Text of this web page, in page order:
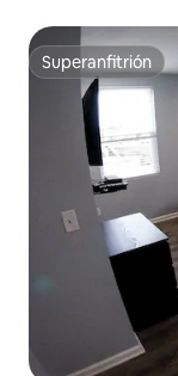
Superanfitrión
Superanfitrión